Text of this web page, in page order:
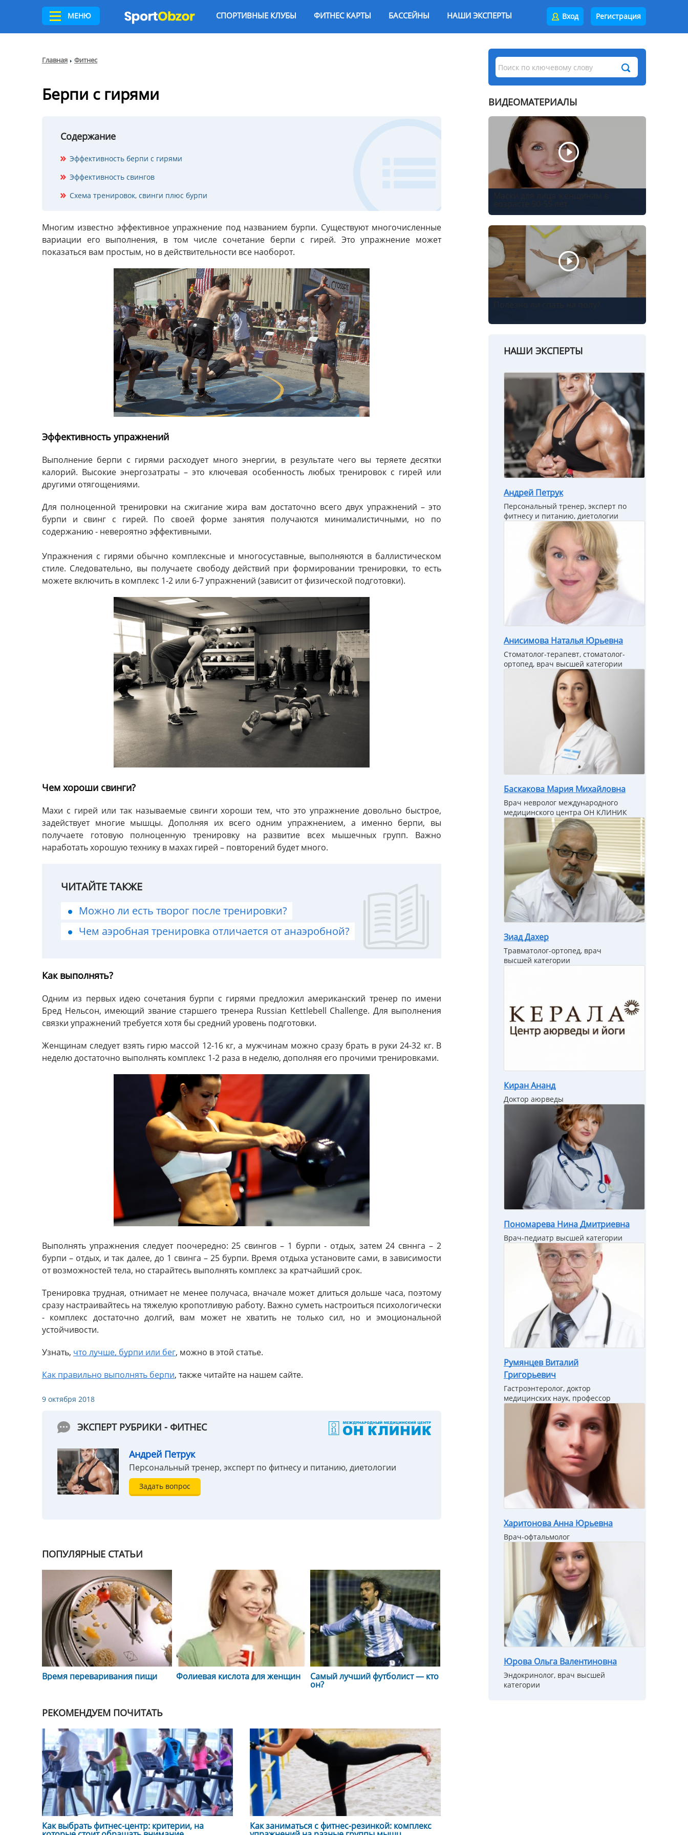
МЕНЮ СПОРТИВНЫЕ КЛУБЫ ФИТНЕС КАРТЫ БАССЕЙНЫ НАШИ ЭКСПЕРТЫ Вход Регистрация
Главная Фитнес
Берпи с гирями
Содержание
Эффективность берпи с гирями
Эффективность свингов
Схема тренировок, свинги плюс бурпи
Многим известно эффективное упражнение под названием бурпи. Существуют многочисленные
вариации его выполнения, в том числе сочетание берпи с гирей. Это упражнение может
показаться вам простым, но в действительности все наоборот.
Эффективность упражнений
Выполнение берпи с гирями расходует много энергии, в результате чего вы теряете десятки
калорий. Высокие энергозатраты – это ключевая особенность любых тренировок с гирей или
другими отягощениями.
Для полноценной тренировки на сжигание жира вам достаточно всего двух упражнений – это
бурпи и свинг с гирей. По своей форме занятия получаются минималистичными, но по
содержанию - невероятно эффективными.
Упражнения с гирями обычно комплексные и многосуставные, выполняются в баллистическом
стиле. Следовательно, вы получаете свободу действий при формировании тренировки, то есть
можете включить в комплекс 1-2 или 6-7 упражнений (зависит от физической подготовки).
Чем хороши свинги?
Махи с гирей или так называемые свинги хороши тем, что это упражнение довольно быстрое,
задействует многие мышцы. Дополняя их всего одним упражнением, а именно берпи, вы
получаете готовую полноценную тренировку на развитие всех мышечных групп. Важно
наработать хорошую технику в махах гирей – повторений будет много.
ЧИТАЙТЕ ТАКЖЕ
Можно ли есть творог после тренировки?
Чем аэробная тренировка отличается от анаэробной?
Как выполнять?
Одним из первых идею сочетания бурпи с гирями предложил американский тренер по имени
Бред Нельсон, имеющий звание старшего тренера Russian Kettlebell Challenge. Для выполнения
связки упражнений требуется хотя бы средний уровень подготовки.
Женщинам следует взять гирю массой 12-16 кг, а мужчинам можно сразу брать в руки 24-32 кг. В
неделю достаточно выполнять комплекс 1-2 раза в неделю, дополняя его прочими тренировками.
Выполнять упражнения следует поочередно: 25 свингов – 1 бурпи - отдых, затем 24 свннга – 2
бурпи – отдых, и так далее, до 1 свинга – 25 бурпи. Время отдыха установите сами, в зависимости
от возможностей тела, но старайтесь выполнять комплекс за кратчайший срок.
Тренировка трудная, отнимает не менее получаса, вначале может длиться дольше часа, поэтому
сразу настраивайтесь на тяжелую кропотливую работу. Важно суметь настроиться психологически
- комплекс достаточно долгий, вам может не хватить не только сил, но и эмоциональной
устойчивости.
Узнать, что лучше, бурпи или бег, можно в этой статье.
Как правильно выполнять берпи, также читайте на нашем сайте.
9 октября 2018
ЭКСПЕРТ РУБРИКИ - ФИТНЕС
Андрей Петрук
Персональный тренер, эксперт по фитнесу и питанию, диетологии
Задать вопрос
ПОПУЛЯРНЫЕ СТАТЬИ
Время переваривания пищи Фолиевая кислота для женщин Самый лучший футболист — кто
он?
РЕКОМЕНДУЕМ ПОЧИТАТЬ
Как выбрать фитнес-центр: критерии, на Как заниматься с фитнес-резинкой: комплекс
ВИДЕОМАТЕРИАЛЫ
НАШИ ЭКСПЕРТЫ
Андрей Петрук
Персональный тренер, эксперт по
фитнесу и питанию, диетологии
Анисимова Наталья Юрьевна
Стоматолог-терапевт, стоматолог-
ортопед, врач высшей категории
Баскакова Мария Михайловна
Врач невролог международного
медицинского центра ОН КЛИНИК
Зиад Дахер
Травматолог-ортопед, врач
высшей категории
Киран Ананд
Доктор аюрведы
Пономарева Нина Дмитриевна
Врач-педиатр высшей категории
Румянцев Виталий
Григорьевич
Гастроэнтеролог, доктор
медицинских наук, профессор
Харитонова Анна Юрьевна
Врач-офтальмолог
Юрова Ольга Валентиновна
Эндокринолог, врач высшей
категории